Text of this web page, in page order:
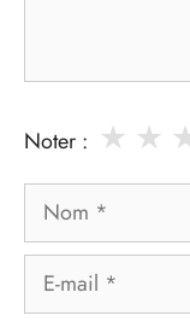
Noter : ★
★
Nom